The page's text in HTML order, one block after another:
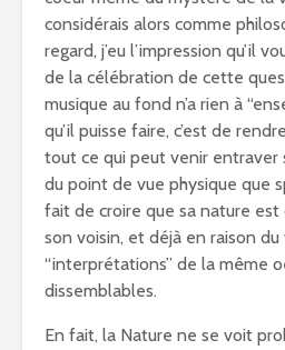
considérais alors comme
regard, j’eu l’impression qu’il
de la célébration de cette
musique au fond n’a rien à
qu’il puisse faire, c’est de
tout ce qui peut venir entraver
du point de vue physique que
fait de croire que sa nature
son voisin, et déjà en raison
“interprétations” de la même
dissemblables.
En fait, la Nature ne se voit